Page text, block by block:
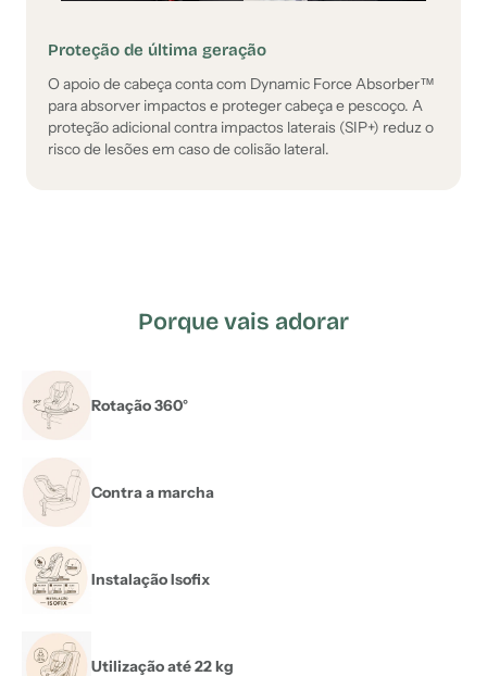
Proteção de última geração
O apoio de cabeça conta com Dynamic Force Absorber™
para absorver impactos e proteger cabeça e pescoço. A
proteção adicional contra impactos laterais (SIP+) reduz o
risco de lesões em caso de colisão lateral.
Porque vais adorar
Rotação 360°
Contra a marcha
Instalação Isofix
Utilização até 22 kg